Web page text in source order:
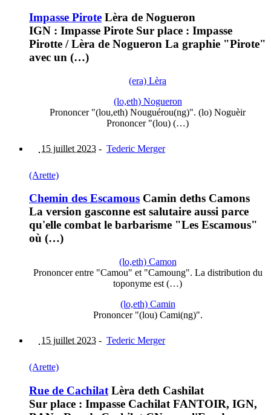
Impasse Pirote Lèra de Nogueron
IGN : Impasse Pirote Sur place : Impasse
Pirotte / Lèra de Nogueron La graphie "Pirote"
avec un (…)
(era) Lèra
(lo,eth) Nogueron
Prononcer "(lou,eth) Nouguérou(ng)". (lo) Noguèir
Prononcer "(lou) (…)
15 juillet 2023 - Tederic Merger
(Arette)
Chemin des Escamous Camin deths Camons
La version gasconne est salutaire aussi parce
qu'elle combat le barbarisme "Les Escamous"
où (…)
(lo,eth) Camon
Prononcer entre "Camou" et "Camoung". La distribution du
toponyme est (…)
(lo,eth) Camin
Prononcer "(lou) Cami(ng)".
15 juillet 2023 - Tederic Merger
(Arette)
Rue de Cachilat Lèra deth Cashilat
Sur place : Impasse Cachilat FANTOIR, IGN,